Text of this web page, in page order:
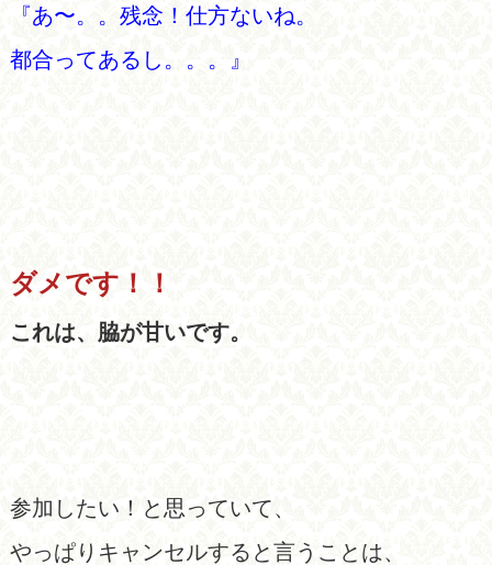
『あ〜。。残念！仕方ないね。
都合ってあるし。。。』
ダメです！！
これは、脇が甘いです。
参加したい！と思っていて、
やっぱりキャンセルすると言うことは、